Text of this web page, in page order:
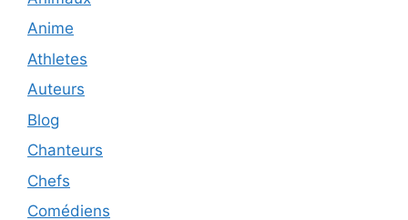
Anime
Athletes
Auteurs
Blog
Chanteurs
Chefs
Comédiens